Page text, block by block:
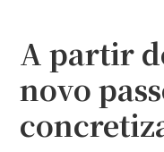
A partir
novo